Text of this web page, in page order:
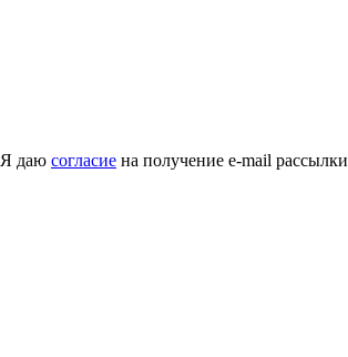
Я даю согласие на получение e-mail рассылки